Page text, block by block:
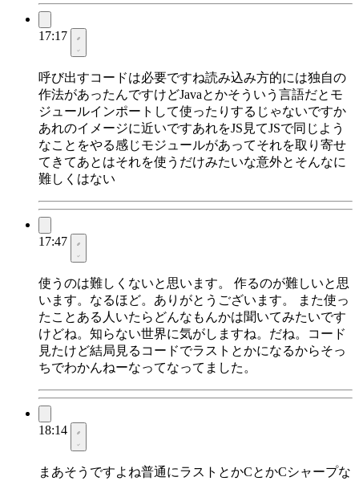
17:17
呼び出すコードは必要ですね読み込み方的には独自の
作法があったんですけどJavaとかそういう言語だとモ
ジュールインポートして使ったりするじゃないですか
あれのイメージに近いですあれをJS見てJSで同じよう
なことをやる感じモジュールがあってそれを取り寄せ
てきてあとはそれを使うだけみたいな意外とそんなに
難しくはない
17:47
使うのは難しくないと思います。 作るのが難しいと思
います。なるほど。ありがとうございます。 また使っ
たことある人いたらどんなもんかは聞いてみたいです
けどね。知らない世界に気がしますね。だね。コード
見たけど結局見るコードでラストとかになるからそっ
ちでわかんねーなってなってました。
18:14
まあそうですよね普通にラストとかCとかCシャープな